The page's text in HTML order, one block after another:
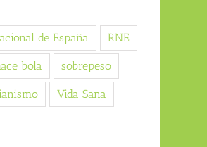
de España RNE
bola sobrepeso
Vida Sana